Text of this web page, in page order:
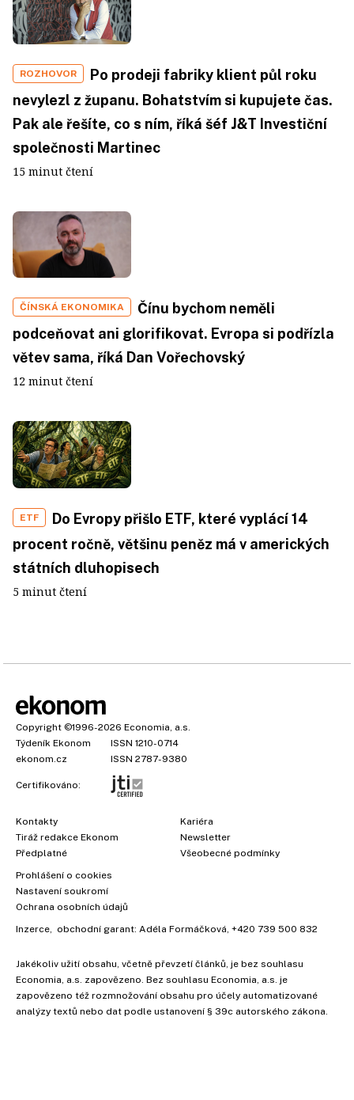
ROZHOVOR
Po prodeji fabriky klient půl roku
nevylezl z županu. Bohatstvím si kupujete čas.
Pak ale řešíte, co s ním, říká šéf J&T Investiční
společnosti Martinec
15 minut čtení
ČÍNSKÁ EKONOMIKA
Čínu bychom neměli
podceňovat ani glorifikovat. Evropa si podřízla
větev sama, říká Dan Vořechovský
12 minut čtení
ETF
Do Evropy přišlo ETF, které vyplácí 14
procent ročně, většinu peněz má v amerických
státních dluhopisech
5 minut čtení
Copyright ©1996-2026 Economia, a.s.
Týdeník Ekonom
ISSN 1210-0714
ekonom.cz
ISSN 2787-9380
Certifikováno:
Kontakty
Tiráž redakce Ekonom
Předplatné
Kariéra
Newsletter
Všeobecné podmínky
Prohlášení o cookies
Nastavení soukromí
Ochrana osobních údajů
Inzerce , obchodní garant: Adéla Formáčková +420 739 500 832
Jakékoliv užití obsahu, včetně převzetí článků, je bez souhlasu
Economia, a.s. zapovězeno. Bez souhlasu Economia, a.s. je
zapovězeno též rozmnožování obsahu pro účely automatizované
analýzy textů nebo dat podle ustanovení § 39c autorského zákona.